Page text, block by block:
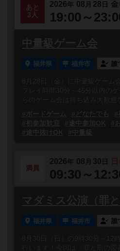
あと
3人
2026年 08 月 28 日 金
19:00～
中量級ゲーム会
福井県 福井市 誰
8月28日（金）に中量級ゲーム
プレイ時間30分～45分以内の
らのゲーム会は持ち込み大歓迎
#ボードゲーム
#どなたでも
#
#初参加歓迎
#途中参加OK
#
#途中抜けOK
#中量級
満員
2026年 08 月 30 日 日
09:30～
マダミス公演（罪
福井県 福井市 誰
8月30日（日）の9時30分～12
行います！今回は『罪と罰の